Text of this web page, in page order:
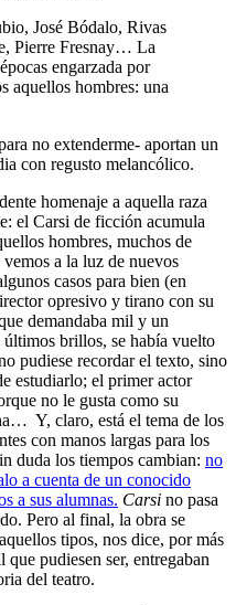
José Bódalo, Rivas
Pierre Fresnay… La
engarzada por
aquellos hombres: una
no extenderme- aportan un
con regusto melancólico.
homenaje a aquella raza
el Carsi de ficción acumula
hombres, muchos de
a la luz de nuevos
casos para bien (en
opresivo y tirano con su
demandaba mil y un
brillos, se había vuelto
pudiese recordar el texto, sino
estudiarlo; el primer actor
no le gusta como su
Y, claro, está el tema de los
con manos largas para los
duda los tiempos cambian: no
a cuenta de un conocido
a sus alumnas. Carsi no pasa
Pero al final, la obra se
tipos, nos dice, por más
pudiesen ser, entregaban
del teatro.